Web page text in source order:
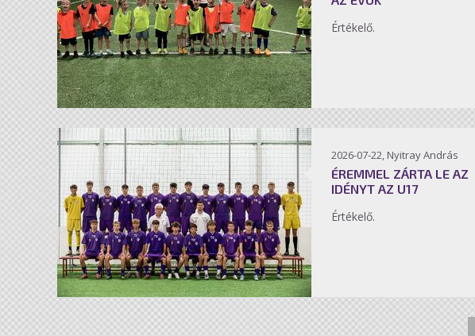
Értékelő.
2026-07-22, Nyitray András
ÉREMMEL ZÁRTA LE AZ
IDÉNYT AZ U17
Értékelő.